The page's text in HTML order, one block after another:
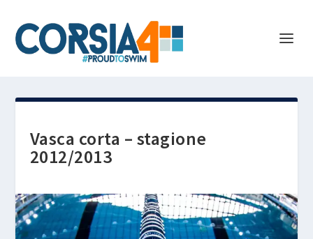
Vasca corta – stagione
2012/2013